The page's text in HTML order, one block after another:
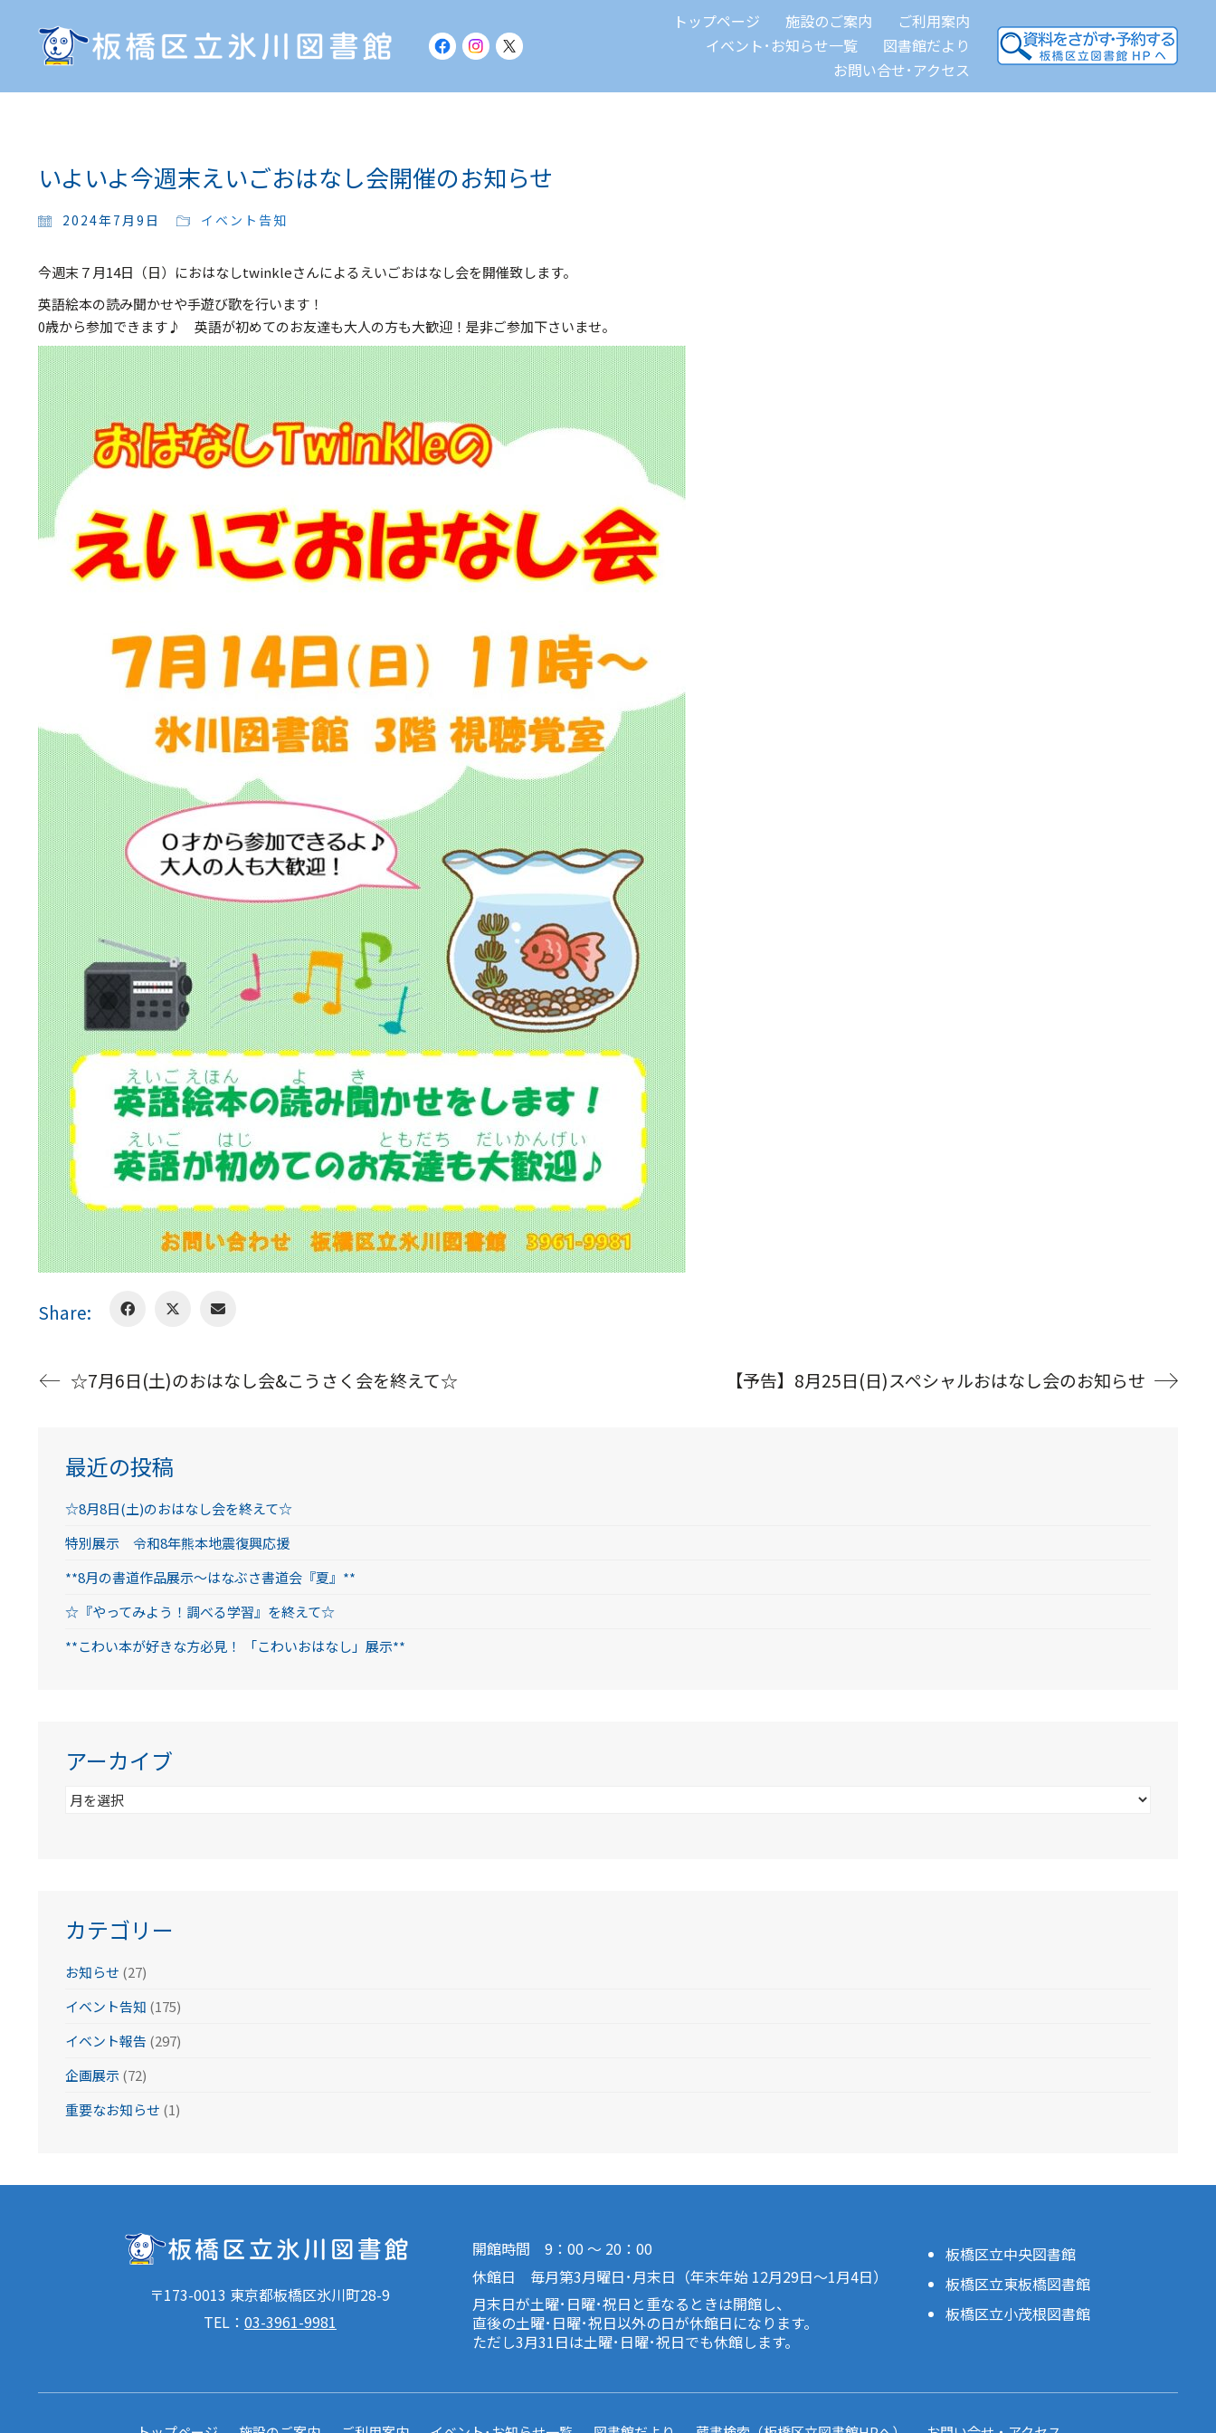
トップページ 施設のご案内
ご利用案内
イベント･お知らせ一覧
図書館だより
お問い合せ･アクセス
いよいよ今週末えいごおはなし会開催のお知らせ
2024年7月9日 イベント告知
今週末７月14日（日）におはなしtwinkleさんによるえいごおはなし会を開催致します。
英語絵本の読み聞かせや手遊び歌を行います！
0歳から参加できます♪ 英語が初めてのお友達も大人の方も大歓迎！是非ご参加下さいませ。
Share:
☆7月6日(土)のおはなし会&こうさく会を終えて☆ 【予告】8月25日(日)スペシャルおはなし会のお知らせ
最近の投稿
☆8月8日(土)のおはなし会を終えて☆
特別展示 令和8年熊本地震復興応援
**8月の書道作品展示～はなぶさ書道会『夏』**
☆『やってみよう！調べる学習』を終えて☆
**こわい本が好きな方必見！ 「こわいおはなし」展示**
アーカイブ
ア
カテゴリー
お知らせ (27)
イベント告知 (175)
イベント報告 (297)
企画展示(72)
重要なお知らせ (1)
〒173-0013 東京都板橋区氷川町28-9
TEL： 03-3961-9981
開館時間 9：00 ～ 20：00
休館日 毎月第3月曜日･月末日（年末年始 12月29日～1月4日）
月末日が土曜･日曜･祝日と重なるときは開館し、
直後の土曜･日曜･祝日以外の日が休館日になります。
ただし3月31日は土曜･日曜･祝日でも休館します。
板橋区立中央図書館
板橋区立東板橋図書館
板橋区立小茂根図書館